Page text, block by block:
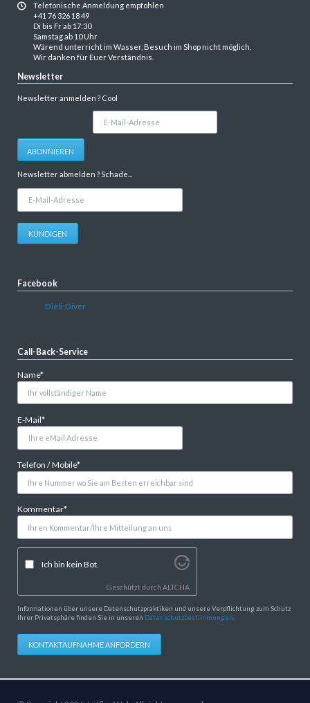
Telefonische Anmeldung empfohlen
+41 76 326 18 49
Di bis Fr ab 17:30
Samstag ab 10 Uhr
Wärend unterricht im Wasser, Besuch im Shop nicht möglich.
Wir danken für Euer Verständnis.
Newsletter
Newsletter anmelden ? Cool
Adresse
ABONNIEREN
Newsletter abmelden ? Schade...
KÜNDIGEN
Facebook
Dieli-Diver
Call-Back-Service
Pflichtfeld
Name*
Pflichtfeld
E-Mail*
Pflichtfeld
Telefon / Mobile*
Pflichtfeld
Kommentar*
Ich bin kein Bot.
Geschützt durchALTCHA
Informationen über unsere Datenschutzpraktiken und unsere Verpflichtung zum Schutz
Ihrer Privatsphäre finden Sie in unseren Datenschutzbestimmungen.
KONTAKTAUFNAHME ANFORDERN